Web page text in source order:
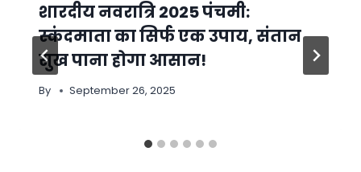
शारदीय नवरात्रि 2025 पंचमी:
स्कंदमाता का सिर्फ एक उपाय, संतान
सुख पाना होगा आसान!
By September 26, 2025